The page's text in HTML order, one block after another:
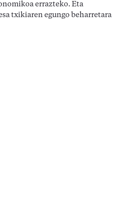
errazteko. Eta
txikiaren egungo beharretara